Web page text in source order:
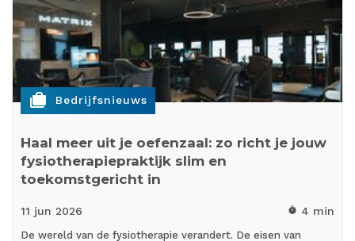
cases Bedrijfsnieuws
Haal meer uit je oefenzaal: zo richt je jouw
fysiotherapiepraktijk slim en
toekomstgericht in
11 jun 2026 timer 4 min
De wereld van de fysiotherapie verandert. De eisen van